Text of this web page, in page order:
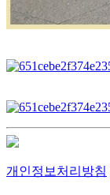
개인정보처리방침